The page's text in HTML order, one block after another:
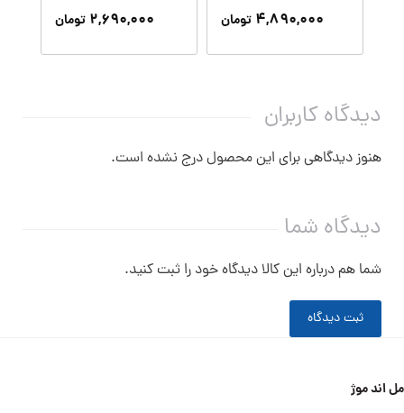
۴,۸۹۰,۰۰۰ تومان ۲,۶۹۰,۰۰۰ تومان
دیدگاه کاربران
هنوز دیدگاهی برای این محصول درج نشده است.
دیدگاه شما
شما هم درباره این کالا دیدگاه خود را ثبت کنید.
ثبت دیدگاه
مل اند موژ